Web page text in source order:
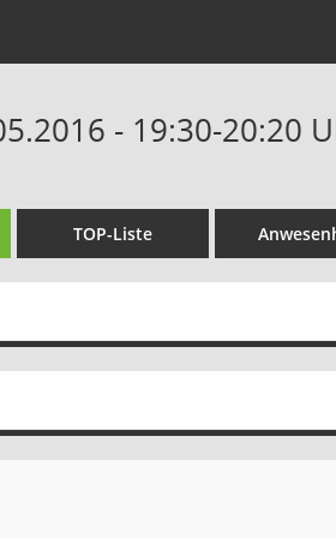
- 19:30-20:20
TOP-Liste